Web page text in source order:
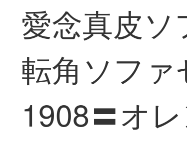
愛念真皮ソ
転角ソフ
1908〓オ